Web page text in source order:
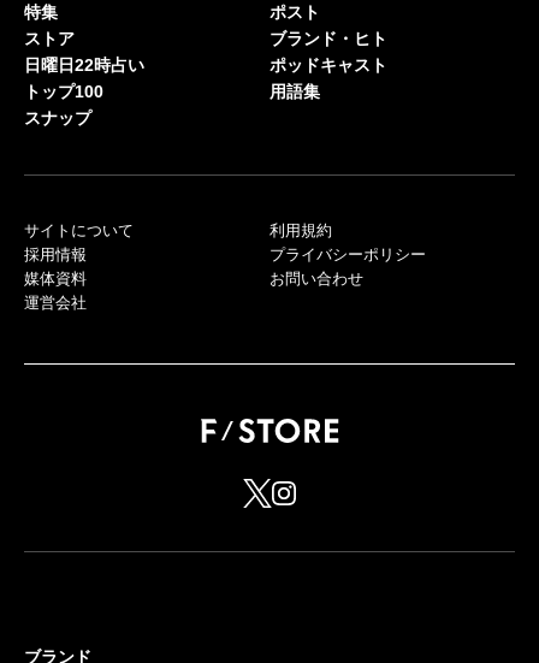
特集
ストア
日曜日22時占い
トップ100
スナップ
ポスト
ブランド・ヒト
ポッドキャスト
用語集
サイトについて
採用情報
媒体資料
運営会社
利用規約
プライバシーポリシー
お問い合わせ
ブランド